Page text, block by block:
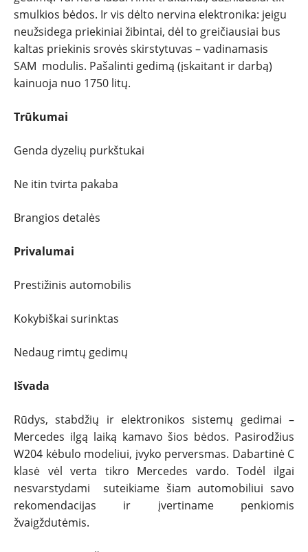
smulkios bėdos. Ir vis dėlto nervina elektronika: jeigu
neužsidega priekiniai žibintai, dėl to greičiausiai bus
kaltas priekinis srovės skirstytuvas – vadinamasis
SAM modulis. Pašalinti gedimą (įskaitant ir darbą)
kainuoja nuo 1750 litų.
Trūkumai
Genda dyzelių purkštukai
Ne itin tvirta pakaba
Brangios detalės
Privalumai
Prestižinis automobilis
Kokybiškai surinktas
Nedaug rimtų gedimų
Išvada
Rūdys, stabdžių ir elektronikos sistemų gedimai –
Mercedes ilgą laiką kamavo šios bėdos. Pasirodžius
W204 kėbulo modeliui, įvyko perversmas. Dabartinė C
klasė vėl verta tikro Mercedes vardo. Todėl ilgai
nesvarstydami suteikiame šiam automobiliui savo
rekomendacijas ir įvertiname penkiomis
žvaigždutėmis.